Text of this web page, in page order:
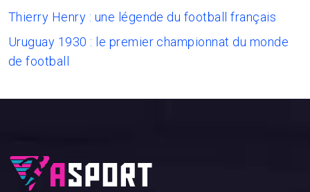
Thierry Henry : une légende du football français
Uruguay 1930 : le premier championnat du monde
de football